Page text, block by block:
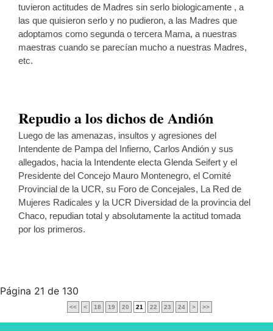
tuvieron actitudes de Madres sin serlo biologicamente , a
las que quisieron serlo y no pudieron, a las Madres que
adoptamos como segunda o tercera Mama, a nuestras
maestras cuando se parecían mucho a nuestras Madres,
etc.
Repudio a los dichos de Andión
Luego de las amenazas, insultos y agresiones del
Intendente de Pampa del Infierno, Carlos Andión y sus
allegados, hacia la Intendente electa Glenda Seifert y el
Presidente del Concejo Mauro Montenegro, el Comité
Provincial de la UCR, su Foro de Concejales, La Red de
Mujeres Radicales y la UCR Diversidad de la provincia del
Chaco, repudian total y absolutamente la actitud tomada
por los primeros.
Página 21 de 130
<< < 18 19 20 21 22 23 24 > >>